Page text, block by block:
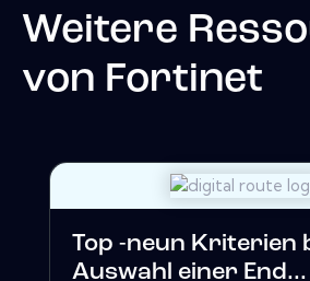
Weitere
von Fortinet
Top -neun Kriterien
Auswahl einer End...